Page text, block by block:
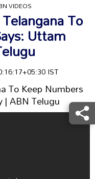
VIDEOS
To
Uttam
IST
To Keep Numbers
ABN Telugu